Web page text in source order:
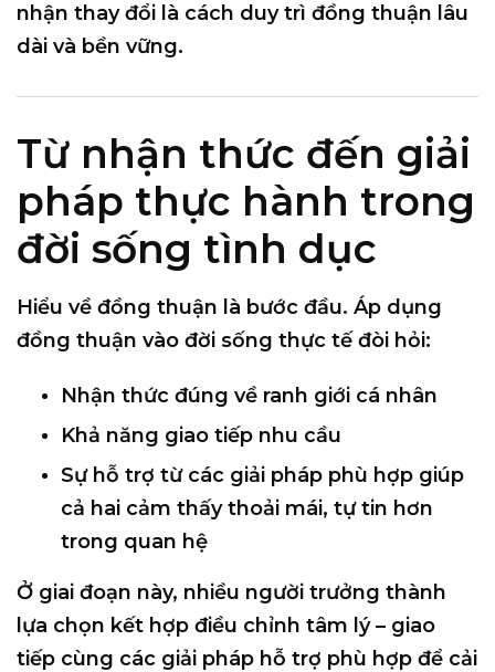
nhận thay đổi là cách duy trì đồng thuận lâu
dài và bền vững.
Từ nhận thức đến giải
pháp thực hành trong
đời sống tình dục
Hiểu về đồng thuận là bước đầu. Áp dụng
đồng thuận vào đời sống thực tế đòi hỏi:
Nhận thức đúng về ranh giới cá nhân
Khả năng giao tiếp nhu cầu
Sự hỗ trợ từ các giải pháp phù hợp giúp
cả hai cảm thấy thoải mái, tự tin hơn
trong quan hệ
Ở giai đoạn này, nhiều người trưởng thành
lựa chọn kết hợp điều chỉnh tâm lý – giao
tiếp cùng các giải pháp hỗ trợ phù hợp để cải